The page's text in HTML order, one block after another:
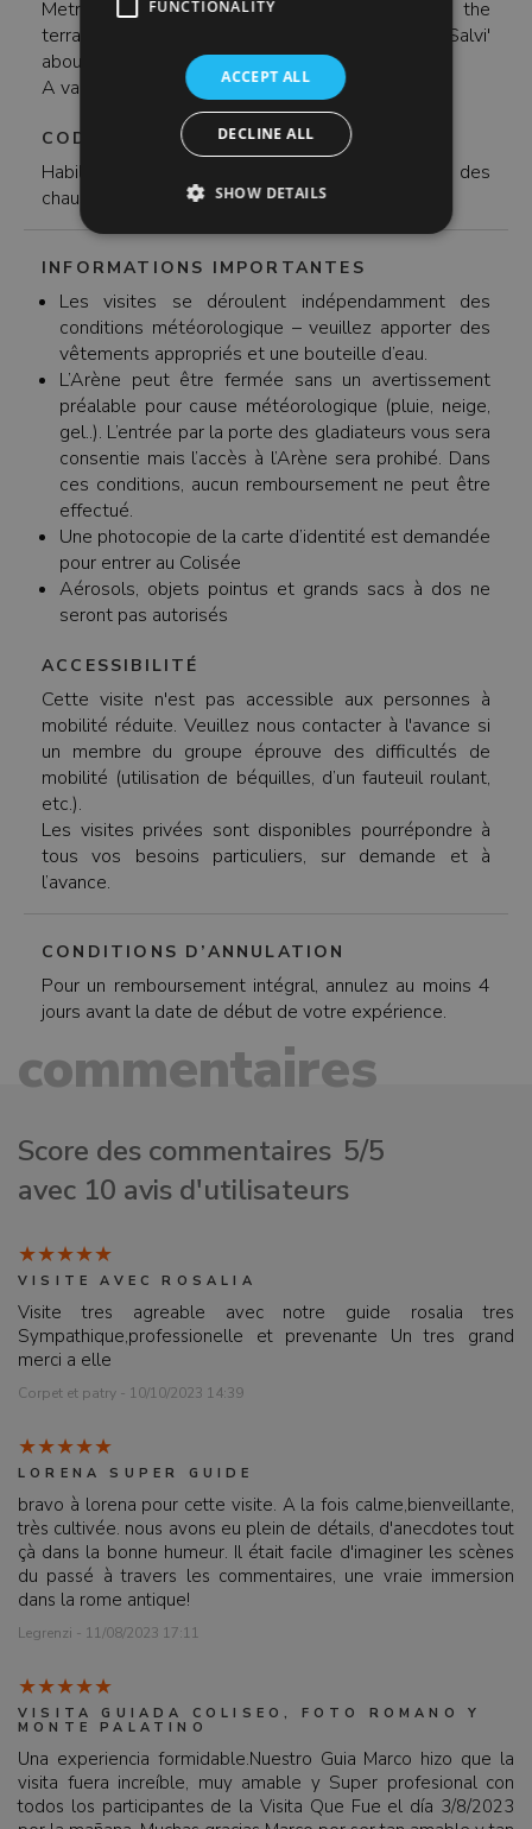
Metro, from the 'Colosseo metro station' reach the
terrace above the station. Walk on 'Via Nicola Salvi'
about 100m and turn left.
A valid ID is required to enter the Colosseum.
CODE VESTIMENTAIRE
Habillez-vous de manière confortable et portez des
chaussures confortables.
INFORMATIONS IMPORTANTES
Les visites se déroulent indépendamment des
conditions météorologique – veuillez apporter des
vêtements appropriés et une bouteille d’eau.
L’Arène peut être fermée sans un avertissement
préalable pour cause météorologique (pluie, neige,
gel..). L’entrée par la porte des gladiateurs vous sera
consentie mais l’accès à l’Arène sera prohibé. Dans
ces conditions, aucun remboursement ne peut être
effectué.
Une photocopie de la carte d’identité est demandée
pour entrer au Colisée
Aérosols, objets pointus et grands sacs à dos ne
seront pas autorisés
ACCESSIBILITÉ
Cette visite n'est pas accessible aux personnes à
mobilité réduite. Veuillez nous contacter à l'avance si
un membre du groupe éprouve des difficultés de
mobilité (utilisation de béquilles, d’un fauteuil roulant,
etc.).
Les visites privées sont disponibles pourrépondre à
tous vos besoins particuliers, sur demande et à
l’avance.
CONDITIONS D’ANNULATION
Pour un remboursement intégral, annulez au moins 4
jours avant la date de début de votre expérience.
commentaires
Score des commentaires 5/5
avec 10 avis d'utilisateurs
VISITE AVEC ROSALIA
Visite tres agreable avec notre guide rosalia tres
Sympathique,professionelle et prevenante Un tres grand
merci a elle
Corpet et patry - 10/10/2023 14:39
LORENA SUPER GUIDE
bravo à lorena pour cette visite. A la fois calme,bienveillante,
très cultivée. nous avons eu plein de détails, d'anecdotes tout
çà dans la bonne humeur. Il était facile d'imaginer les scènes
du passé à travers les commentaires, une vraie immersion
dans la rome antique!
Legrenzi - 11/08/2023 17:11
VISITA GUIADA COLISEO, FOTO ROMANO Y
MONTE PALATINO
Una experiencia formidable.Nuestro Guia Marco hizo que la
visita fuera increíble, muy amable y Super profesional con
todos los participantes de la Visita Que Fue el día 3/8/2023
FUNCTIONALITY
ACCEPT ALL
DECLINE ALL
SHOW DETAILS